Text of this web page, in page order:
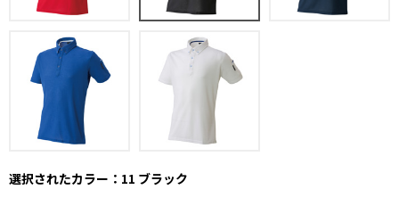
選択されたカラー：11 ブラック